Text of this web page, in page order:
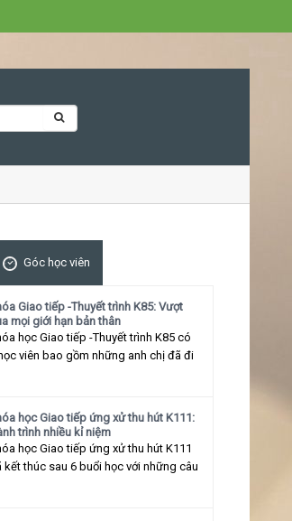
Góc học viên
Giao tiếp -Thuyết trình K85: Vượt
mọi giới hạn bản thân
học Giao tiếp -Thuyết trình K85 có
viên bao gồm những anh chị đã đi
học Giao tiếp ứng xử thu hút K111:
trình nhiều kỉ niệm
học Giao tiếp ứng xử thu hút K111
kết thúc sau 6 buổi học với những câu